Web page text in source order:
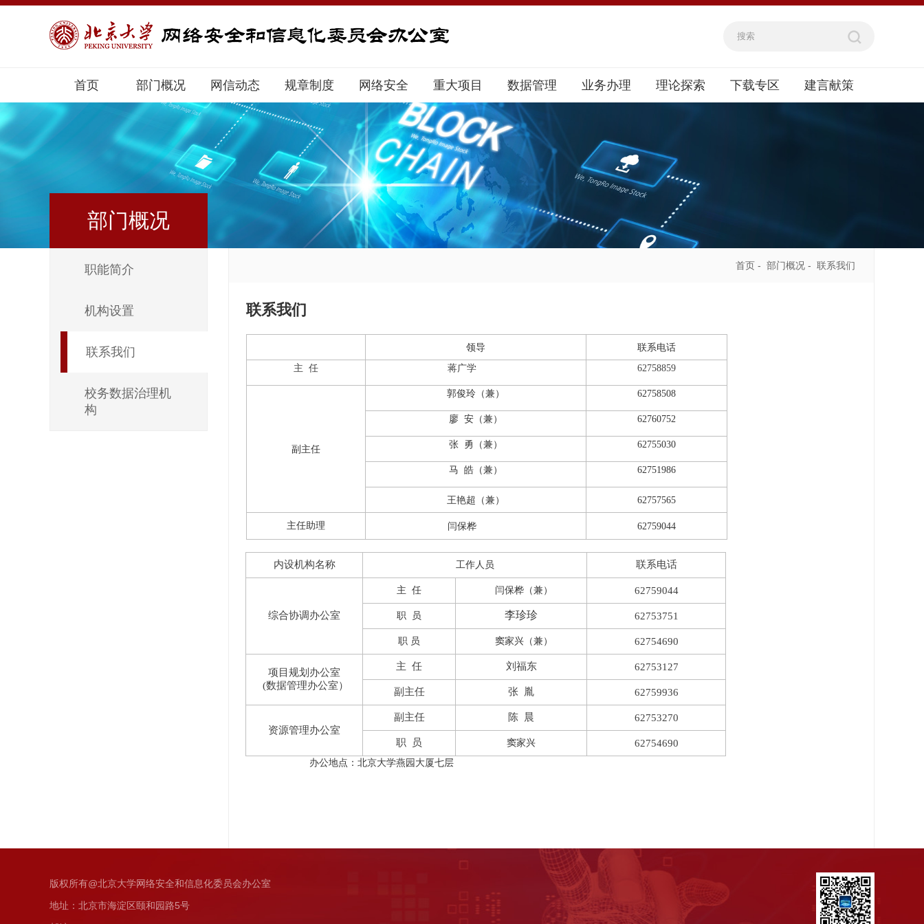
首页 部门概况 网信动态 规章制度 网络安全 重大项目 数据管理 业务办理 理论探索 下载专区 建言献策
部门概况
职能简介
机构设置
联系我们
校务数据治理机
构
首页 - 部门概况 - 联系我们
联系我们
领导
联系电话
主 任 蒋广学 62758859
副主任
郭俊玲（兼） 62758508
廖 安（兼） 62760752
张 勇（兼） 62755030
马 皓（兼） 62751986
王艳超（兼） 62757565
主任助理 闫保桦 62759044
内设机构名称 工作人员 联系电话
综合协调办公室
主 任 闫保桦（兼） 62759044
职 员 李珍珍 62753751
职 员 窦家兴（兼） 62754690
项目规划办公室
(数据管理办公室）
主 任 刘福东 62753127
副主任 张 胤 62759936
资源管理办公室
副主任 陈 晨 62753270
职 员 窦家兴 62754690
办公地点：北京大学燕园大厦七层
版权所有@北京大学网络安全和信息化委员会办公室
地址：北京市海淀区颐和园路5号